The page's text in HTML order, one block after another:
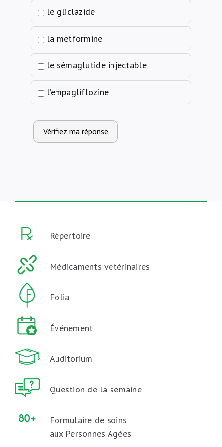
le gliclazide
la metformine
le sémaglutide injectable
l’empagliflozine
Vérifiez ma réponse
Répertoire
Médicaments vétérinaires
Folia
Événement
Auditorium
Question de la semaine
Formulaire de soins
aux Personnes Agées